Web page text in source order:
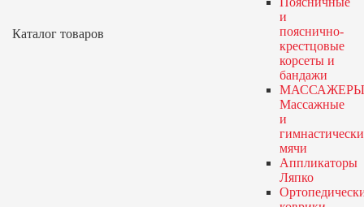
Каталог товаров
и
пояснично-
крестцовые
корсеты и
бандажи
Массажные
и
мячи
Аппликаторы
Ляпко